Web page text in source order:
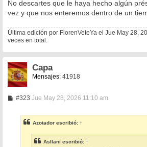
No descartes que le haya hecho algún
vez y que nos enteremos dentro de un
Última edición por FlorenVeteYa el Jue May 28,
veces en total.
Capa
Mensajes:41918
#323M
s
a
Jue May 28, 2026 11:10 am
Azotador escribió: ↑
Asllani escribió: ↑